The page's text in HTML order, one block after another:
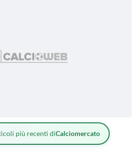
più recenti diCalciomercato